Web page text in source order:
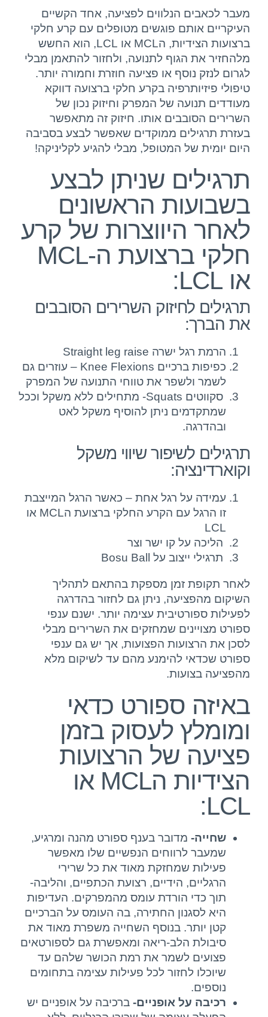
יצירת קשר
מעבר לכאבים הנלווים לפציעה, אחד הקשיים
העיקריים אותם פוגשים מטופלים עם קרע חלקי
ברצועות הצידיות, הMCL או LCL, הוא החשש
מלהחזיר את הגוף לתנועה, ולחזור להתאמן מבלי
לגרום לנזק נוסף או פציעה חוזרת וחמורה יותר.
טיפולי פיזיותרפיה בקרע חלקי ברצועה דווקא
מעודדים תנועה של המפרק וחיזוק נכון של
השרירים הסובבים אותו. חיזוק זה מתאפשר
בעזרת תרגילים ממוקדים שאפשר לבצע בסביבה
היום יומית של המטופל, מבלי להגיע לקליניקה!
תרגילים שניתן לבצע
בשבועות הראשונים
לאחר היווצרות של קרע
חלקי ברצועת ה-MCL
או LCL:
תרגילים לחיזוק השרירים הסובבים
את הברך:
הרמת רגל ישרה Straight leg raise
כפיפות ברכיים Knee Flexions – עוזרים גם
לשמר ולשפר את טווחי התנועה של המפרק
סקווטים Squats- מתחילים ללא משקל וככל
שמתקדמים ניתן להוסיף משקל לאט
ובהדרגה.
תרגילים לשיפור שיווי משקל
וקוארדינציה:
עמידה על רגל אחת – כאשר הרגל המייצבת
זו הרגל עם הקרע החלקי ברצועת הMCL או
LCL
הליכה על קו ישר וצר
תרגילי ייצוב על Bosu Ball
לאחר תקופת זמן מספקת בהתאם לתהליך
השיקום מהפציעה, ניתן גם לחזור בהדרגה
לפעילות ספורטיבית עצימה יותר. ישנם ענפי
ספורט מצויינים שמחזקים את השרירים מבלי
לסכן את הרצועות הפצועות, אך יש גם ענפי
ספורט שכדאי להימנע מהם עד לשיקום מלא
מהפציעה בצועות.
באיזה ספורט כדאי
ומומלץ לעסוק בזמן
פציעה של הרצועות
הצידיות הMCL או
LCL:
שחייה- מדובר בענף ספורט מהנה ומרגיע,
שמעבר לרווחים הנפשיים שלו מאפשר
פעילות שמחזקת מאוד את כל שרירי
הרגליים, הידיים, רצועת הכתפיים, והליבה-
תוך כדי הורדת עומס מהמפרקים. העדיפות
היא לסגנון החתירה, בה העומס על הברכיים
קטן יותר. בנוסף השחייה משפרת מאוד את
סיבולת הלב-ריאה ומאפשרת גם לספורטאים
פצועים לשמר את רמת הכושר שלהם עד
שיוכלו לחזור לכל פעילות עצימה בתחומים
נוספים.
רכיבה על אופניים- ברכיבה על אופניים יש